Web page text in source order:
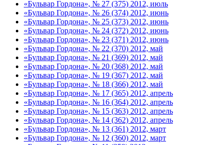
«Бульвар Гордона», № 27 (375) 2012, июль
«Бульвар Гордона», № 26 (374) 2012, июнь
«Бульвар Гордона», № 25 (373) 2012, июнь
«Бульвар Гордона», № 24 (372) 2012, июнь
«Бульвар Гордона», № 23 (371) 2012, июнь
«Бульвар Гордона», № 22 (370) 2012, май
«Бульвар Гордона», № 21 (369) 2012, май
«Бульвар Гордона», № 20 (368) 2012, май
«Бульвар Гордона», № 19 (367) 2012, май
«Бульвар Гордона», № 18 (366) 2012, май
«Бульвар Гордона», № 17 (365) 2012, апрель
«Бульвар Гордона», № 16 (364) 2012, апрель
«Бульвар Гордона», № 15 (363) 2012, апрель
«Бульвар Гордона», № 14 (362) 2012, апрель
«Бульвар Гордона», № 13 (361) 2012, март
«Бульвар Гордона», № 12 (360) 2012, март